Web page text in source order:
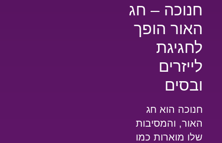
חנוכה – חג
האור הופך
לחגיגת
לייזרים
ובסים
חנוכה הוא חג
האור, והמסיבות
שלו מוארות כמו